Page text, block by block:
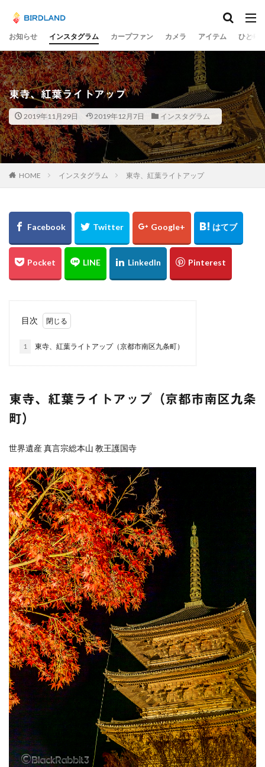
お知らせ インスタグラム カープファン カメラ アイテム ひとり
東寺、紅葉ライトアップ
2019年11月29日 2019年12月7日 インスタグラム
HOME インスタグラム 東寺、紅葉ライトアップ
目次
1 東寺、紅葉ライトアップ（京都市南区九条町）
東寺、紅葉ライトアップ（京都市南区九条
町）
世界遺産 真言宗総本山 教王護国寺
タグ
宮島水中花火大会 光の祭
チームラボ
飛行機 千里川土手
梅
岡山市
ume 井原鉄道
水コン
備中国分寺
吉備津神社 わしの部屋
美観地区
交差点
広島ベイブリッジ
黄金山
海田大橋
池山水源 菊池渓谷
大分県
奈多八幡宮
スカイツリー 東京
東京駅
水島コンビナート
岡山 ヒドリガモ
古川
例大祭
くるくる 蒲刈 イルミ
太宰治
林忠彦
周南市 とびしま海道
グルグル
綱掛け岩
雪 カワセミ 寒椿
お散歩
ホートレート
雑煮
綱掛岩
大洲市
もみじまつり 南阿蘇村
ぬこ
オシドリ
ひがん花 曼殊沙華
猫じゃらし
宮島水族館
中国
万里の長城
香美町
鎧の袖 新仲見世
優勝パレード
お台場 余部鉄橋
山陰
兵庫県
撮り旅 大阪
グランフロント
大阪駅
白川水源 夜景 角島
倉吉
松山市 石槌山 落日
夕暮れ
下灘駅
木谷沢渓流 大山 鳥取県
奥大山
厳島神社
大鳥居 瓶ヶ森
道後温泉本館
廃線
誕生日 広島土砂災害
菊屋横丁
萩市
神社 福山市
草戸稲荷神社
真名井の滝
高千穂 宮崎県 初夏
寺
奥の院
鍋ヶ滝 熊本県
ホタル
ゲンジボタル
ヒメボタル 山口県
星空
星景写真
天の川
豊平どんぐり村
広島県
石手寺
地御前
ＵＦＯ林道 高知県 愛媛県
夕景
棚田
浜野浦 佐賀県
裏見の滝
毘沙門堂
陸橋 NDフィルター
花火